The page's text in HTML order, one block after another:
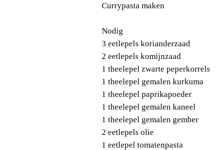
Currypasta maken
Nodig
3 eetlepels korianderzaad
2 eetlepels komijnzaad
1 theelepel zwarte peperkorrels
1 theelepel gemalen kurkuma
1 theelepel paprikapoeder
1 theelepel gemalen kaneel
1 theelepel gemalen gember
2 eetlepels olie
1 eetlepel tomatenpasta